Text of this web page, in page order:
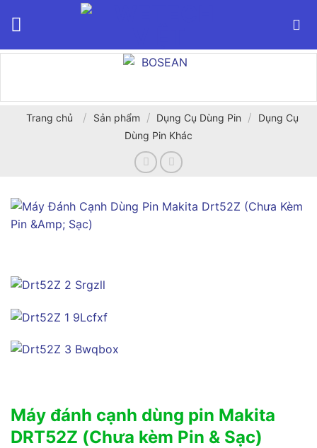
Trang chủ / Sản phẩm / Dụng Cụ Dùng Pin /
Dụng Cụ
Dùng Pin Khác
Máy đánh cạnh dùng pin Makita
DRT52Z (Chưa kèm Pin & Sạc)